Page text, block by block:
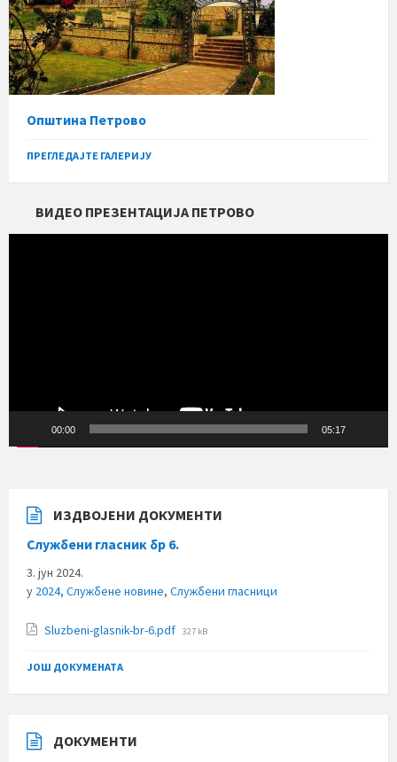
Општина Петрово
ПРЕГЛЕДАЈТЕ ГАЛЕРИЈУ
ВИДЕО ПРЕЗЕНТАЦИЈА ПЕТРОВО
00:00 05:17
ИЗДВОЈЕНИ ДОКУМЕНТИ
Службени гласник бр 6.
3. јун 2024.
у 2024, Службене новине, Службени гласници
Sluzbeni-glasnik-br-6.pdf File
327 kB
ЈОШ ДОКУМЕНАТА
ДОКУМЕНТИ